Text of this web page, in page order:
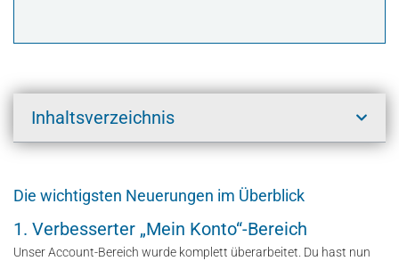
Inhaltsverzeichnis
Die wichtigsten Neuerungen im Überblick
1. Verbesserter „Mein Konto“-Bereich
Unser Account-Bereich wurde komplett überarbeitet. Du hast nun